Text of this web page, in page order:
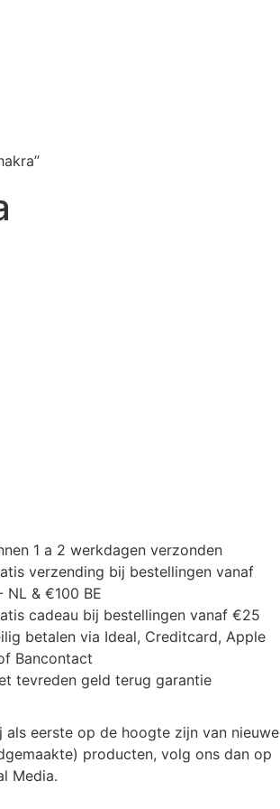
1 a 2 werkdagen verzonden
verzending bij bestellingen vanaf
NL & €100 BE
cadeau bij bestellingen vanaf €25
betalen via Ideal, Creditcard, Apple
Bancontact
tevreden geld terug garantie
als eerste op de hoogte zijn van nieuwe
producten, volg ons dan op
Media.